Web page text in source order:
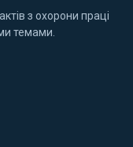
з охорони праці
темами.